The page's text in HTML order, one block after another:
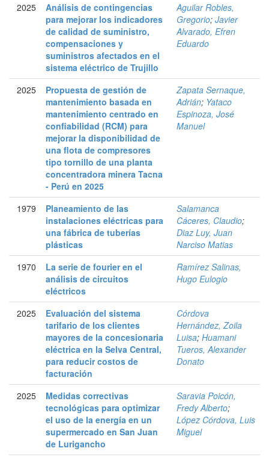
2025
Análisis de contingencias
para mejorar los indicadores
de calidad de suministro,
compensaciones y
suministros afectados en el
sistema eléctrico de Trujillo
Aguilar Robles,
Gregorio; Javier
Alvarado, Efren
Eduardo
2025
Propuesta de gestión de
mantenimiento basada en
mantenimiento centrado en
confiabilidad (RCM) para
mejorar la disponibilidad de
una flota de compresores
tipo tornillo de una planta
concentradora minera Tacna
- Perú en 2025
Zapata Sernaque,
Adrián; Yataco
Espinoza, José
Manuel
1979
Planeamiento de las
instalaciones eléctricas para
una fábrica de tuberías
plásticas
Salamanca
Cáceres, Claudio;
Diaz Luy, Juan
Narciso Matias
1970
La serie de fourier en el
análisis de circuitos
eléctricos
Ramírez Salinas,
Hugo Eulogio
2025
Evaluación del sistema
tarifario de los clientes
mayores de la concesionaria
eléctrica en la Selva Central,
para reducir costos de
facturación
Córdova
Hernández, Zoila
Luisa; Huamani
Tueros, Alexander
Donato
2025
Medidas correctivas
tecnológicas para optimizar
el uso de la energía en un
supermercado en San Juan
de Lurigancho
Saravia Poicón,
Fredy Alberto;
López Córdova, Luis
Miguel